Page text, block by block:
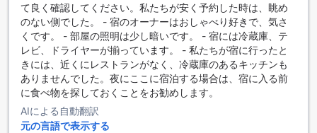
ザ・グリーン・シーズン・リゾート・チェンライでは、バル
コニー付きクラシック・マウンテンビューとクイーンベッド
付きのルームの2つの魅力的な客室タイプをご用意していま
す。バルコニーからは雄大な山々の景色を楽しむことがで
き、自然の静けさと美しさを存分に堪能できます。一方、ク
イーンベッドのルームは快適な空間でゆったりとくつろぎな
がら、心地よい休息をお約束します。どちらのタイプも、タ
イ北部の美しい風景を満喫できる理想的な滞在先です。
て良く確認してください。私たちが安く予約した時は、眺め
のない側でした。 - 宿のオーナーはおしゃべり好きで、気さ
くです。 - 部屋の照明は少し暗いです。 - 宿には冷蔵庫、テ
レビ、ドライヤーが揃っています。 - 私たちが宿に行ったと
きには、近くにレストランがなく、冷蔵庫のあるキッチンも
ありませんでした。夜にここに宿泊する場合は、宿に入る前
に食べ物を探しておくことをお勧めします。
AIによる自動翻訳
元の言語で表示する